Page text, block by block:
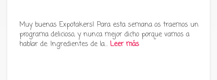
Muy buenas Expotakers! Para esta semana os traemos un
programa delicioso, y nunca mejor dicho porque vamos a
hablar de: Ingredientes de la… Leer más